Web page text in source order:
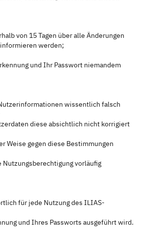
von 15 Tagen über alle Änderungen
werden;
und Ihr Passwort niemandem
wissentlich falsch
diese absichtlich nicht korrigiert
Weise gegen diese Bestimmungen
Nutzungsberechtigung vorläufig
für jede Nutzung des ILIAS-
und Ihres Passworts ausgeführt wird.